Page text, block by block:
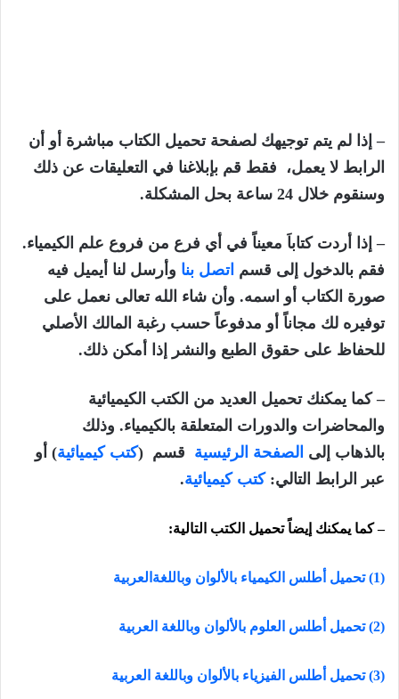
– إذا لم يتم توجيهك لصفحة تحميل الكتاب مباشرة أو أن
الرابط لا يعمل، فقط قم بإبلاغنا في التعليقات عن ذلك
وسنقوم خلال 24 ساعة بحل المشكلة.
– إذا أردت كتاباَ معيناً في أي فرع من فروع علم الكيمياء.
فقم بالدخول إلى قسم اتصل بنا وأرسل لنا أيميل فيه
صورة الكتاب أو اسمه. وأن شاء الله تعالى نعمل على
توفيره لك مجاناً أو مدفوعاً حسب رغبة المالك الأصلي
للحفاظ على حقوق الطبع والنشر إذا أمكن ذلك.
– كما يمكنك تحميل العديد من الكتب الكيميائية
والمحاضرات والدورات المتعلقة بالكيمياء. وذلك
بالذهاب إلى الصفحة الرئيسية قسم (كتب كيميائية) أو
عبر الرابط التالي:كتب كيميائية.
– كما يمكنك إيضاً تحميل الكتب التالية:
(1) تحميل أطلس الكيمياء بالألوان وباللغةالعربية
(2) تحميل أطلس العلوم بالألوان وباللغة العربية
(3) تحميل أطلس الفيزياء بالألوان وباللغة العربية